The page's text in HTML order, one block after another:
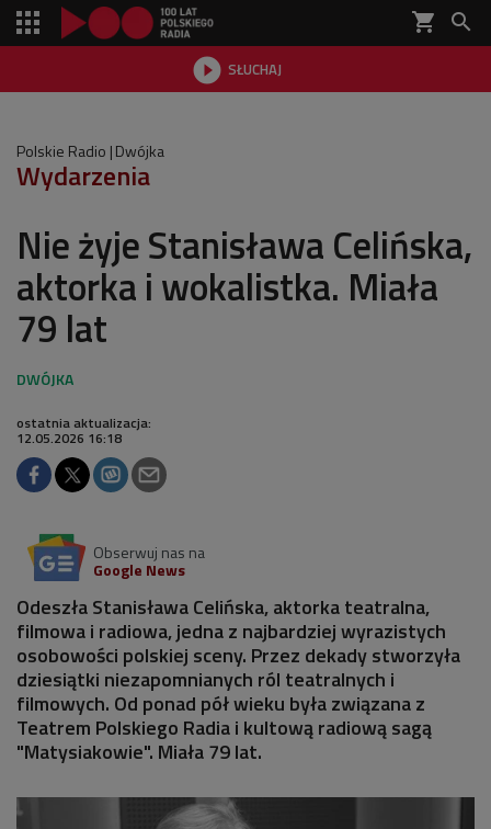
shopping_cart 
 SŁUCHAJ

Polskie Radio Dwójka
Wydarzenia
Nie żyje Stanisława Celińska,
aktorka i wokalistka. Miała
79 lat
ostatnia aktualizacja:
12.05.2026 16:18
Obserwuj nas na
Google News
Odeszła Stanisława Celińska, aktorka teatralna,
filmowa i radiowa, jedna z najbardziej wyrazistych
osobowości polskiej sceny. Przez dekady stworzyła
dziesiątki niezapomnianych ról teatralnych i
filmowych. Od ponad pół wieku była związana z
Teatrem Polskiego Radia i kultową radiową sagą
"Matysiakowie". Miała 79 lat.